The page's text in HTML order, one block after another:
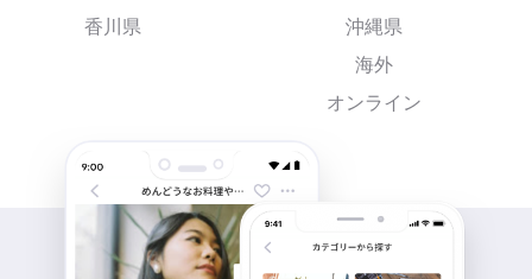
香川県
沖縄県
海外
オンライン